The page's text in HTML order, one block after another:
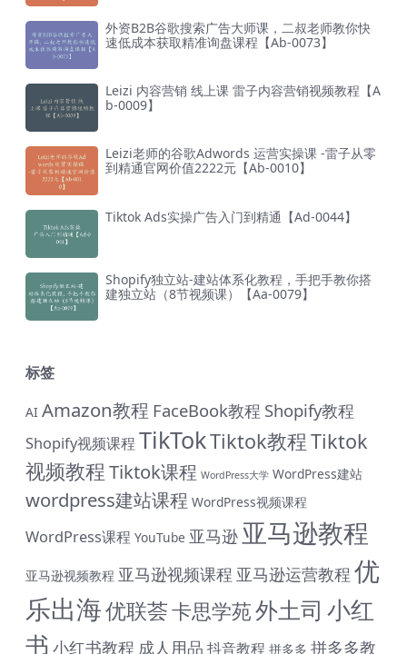
外资B2B谷歌搜索广告大师课，二叔老师教你快
速低成本获取精准询盘课程【Ab-0073】
Leizi 内容营销 线上课 雷子内容营销视频教程【A
b-0009】
Leizi老师的谷歌Adwords 运营实操课 -雷子从零
到精通官网价值2222元【Ab-0010】
Tiktok Ads实操广告入门到精通【Ad-0044】
Shopify独立站-建站体系化教程，手把手教你搭
建独立站（8节视频课）【Aa-0079】
标签
AI Amazon教程 FaceBook教程 Shopify教程
Shopify视频课程TikTokTiktok教程Tiktok
视频教程Tiktok课程 WordPress大学 WordPress建站
wordpress建站课程 WordPress视频课程
WordPress课程 YouTube 亚马逊 亚马逊教程
亚马逊视频教程 亚马逊视频课程 亚马逊运营教程 优
乐出海优联荟卡思学苑外土司 小红
书 小红书教程 成人用品 抖音教程 拼多多 拼多多教